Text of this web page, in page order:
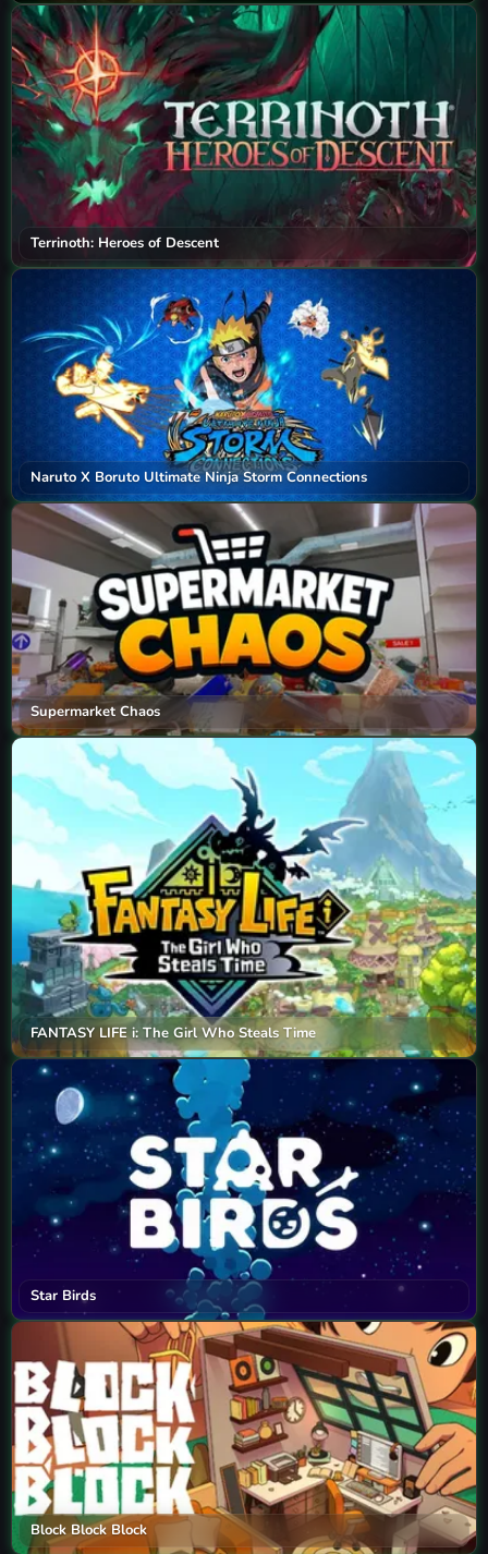
Terrinoth: Heroes of Descent
Naruto X Boruto Ultimate Ninja Storm Connections
Supermarket Chaos
FANTASY LIFE i: The Girl Who Steals Time
Star Birds
Block Block Block